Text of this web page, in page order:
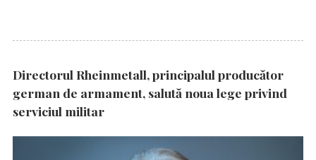
Directorul Rheinmetall, principalul producător
german de armament, salută noua lege privind
serviciul militar